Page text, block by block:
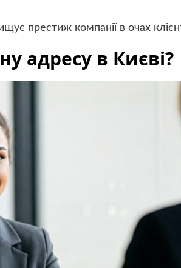
престиж компанії в очах
адресу в Києві?